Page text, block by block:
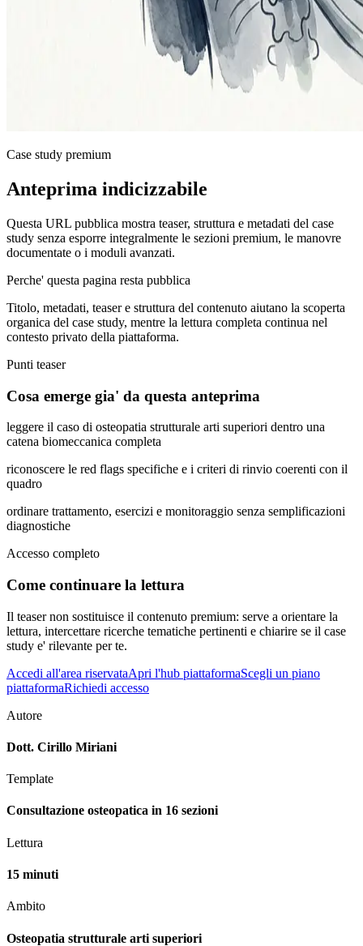
Case study premium
Anteprima indicizzabile
Questa URL pubblica mostra teaser, struttura e metadati del case
study senza esporre integralmente le sezioni premium, le manovre
documentate o i moduli avanzati.
Perche' questa pagina resta pubblica
Titolo, metadati, teaser e struttura del contenuto aiutano la scoperta
organica del case study, mentre la lettura completa continua nel
contesto privato della piattaforma.
Punti teaser
Cosa emerge gia' da questa anteprima
leggere il caso di osteopatia strutturale arti superiori dentro una
catena biomeccanica completa
riconoscere le red flags specifiche e i criteri di rinvio coerenti con il
quadro
ordinare trattamento, esercizi e monitoraggio senza semplificazioni
diagnostiche
Accesso completo
Come continuare la lettura
Il teaser non sostituisce il contenuto premium: serve a orientare la
lettura, intercettare ricerche tematiche pertinenti e chiarire se il case
study e' rilevante per te.
Accedi all'area riservataApri l'hub piattaformaScegli un piano
piattaformaRichiedi accesso
Autore
Dott. Cirillo Miriani
Template
Consultazione osteopatica in 16 sezioni
Lettura
15 minuti
Ambito
Osteopatia strutturale arti superiori